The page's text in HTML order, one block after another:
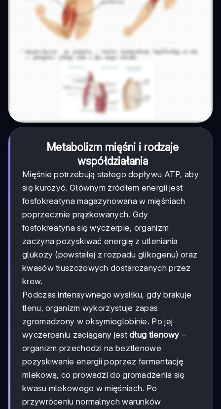
Metabolizm mięśni i rodzaje
współdziałania
Mięśnie potrzebują stałego dopływu ATP, aby
się kurczyć. Głównym źródłem energii jest
fosfokreatyna magazynowana w mięśniach
poprzecznie prążkowanych. Gdy
fosfokreatyna się wyczerpie, organizm
zaczyna pozyskiwać energię z utleniania
glukozy (powstałej z rozpadu glikogenu) oraz
kwasów tłuszczowych dostarczanych przez
krew.
Podczas intensywnego wysiłku, gdy brakuje
tlenu, organizm wykorzystuje zapas
zgromadzony w oksymioglobinie. Po jej
wyczerpaniu zaciągany jestdług tlenowy –
organizm przechodzi na beztlenowe
pozyskiwanie energii poprzez fermentację
mlekową, co prowadzi do gromadzenia się
kwasu mlekowego w mięśniach. Po
przywróceniu normalnych warunków